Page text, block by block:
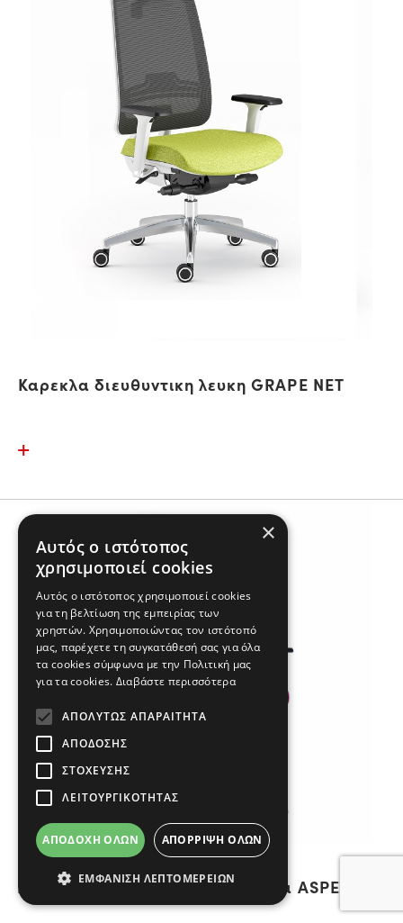
Καρεκλα διευθυντικη λευκη GRAPE NET
Διευθυντικο εργονομικο καθισμα ASPER
×
Αυτός ο ιστότοπος
χρησιμοποιεί cookies
Αυτός ο ιστότοπος χρησιμοποιεί cookies
για τη βελτίωση της εμπειρίας των
χρηστών. Χρησιμοποιώντας τον ιστότοπό
μας, παρέχετε τη συγκατάθεσή σας για όλα
τα cookies σύμφωνα με την Πολιτική μας
για τα cookies. Διαβάστε περισσότερα
ΑΠΟΛΎΤΩΣ ΑΠΑΡΑΊΤΗΤΑ
ΑΠΌΔΟΣΗΣ
ΣΤΌΧΕΥΣΗΣ
ΛΕΙΤΟΥΡΓΙΚΌΤΗΤΑΣ
ΑΠΟΔΟΧΉ ΌΛΩΝ ΑΠΌΡΡΙΨΗ ΌΛΩΝ
ΕΜΦΆΝΙΣΗ ΛΕΠΤΟΜΕΡΕΙΏΝ